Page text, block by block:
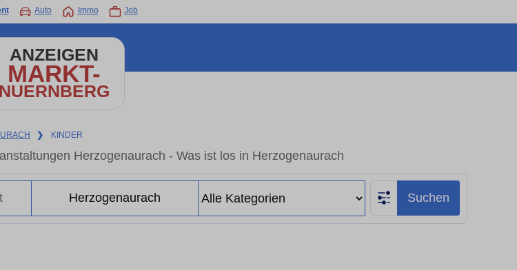
Auto Immo Job
ANZEIGEN
MARKT-
NUERNBERG
❯ KINDER
Herzogenaurach - Was ist los in Herzogenaurach
Suchen